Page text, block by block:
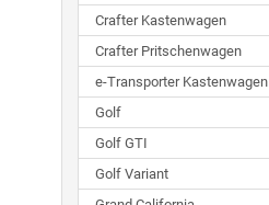
Crafter Kastenwagen
Crafter Pritschenwagen
e-Transporter Kastenwagen
Golf
Golf GTI
Golf Variant